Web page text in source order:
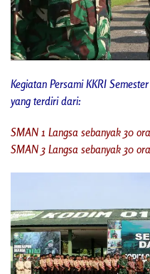
Kegiatan Persami KKRI
yang terdiri dari:
SMAN 1 Langsa sebanyak 30
SMAN 3 Langsa sebanyak 30